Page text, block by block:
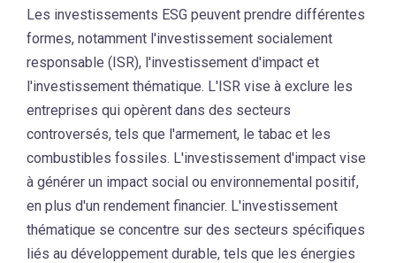
Les investissements ESG peuvent prendre différentes
formes, notamment l'investissement socialement
responsable (ISR), l'investissement d'impact et
l'investissement thématique. L'ISR vise à exclure les
entreprises qui opèrent dans des secteurs
controversés, tels que l'armement, le tabac et les
combustibles fossiles. L'investissement d'impact vise
à générer un impact social ou environnemental positif,
en plus d'un rendement financier. L'investissement
thématique se concentre sur des secteurs spécifiques
liés au développement durable, tels que les énergies